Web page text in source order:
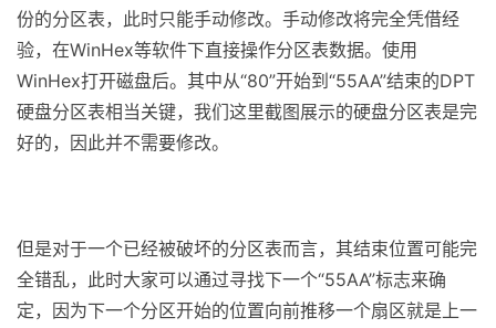
份的分区表，此时只能手动修改。手动修改将完全凭借经
验，在WinHex等软件下直接操作分区表数据。使用
WinHex打开磁盘后。其中从“80”开始到“55AA”结束的DPT
硬盘分区表相当关键，我们这里截图展示的硬盘分区表是完
好的，因此并不需要修改。
但是对于一个已经被破坏的分区表而言，其结束位置可能完
全错乱，此时大家可以通过寻找下一个“55AA”标志来确
定，因为下一个分区开始的位置向前推移一个扇区就是上一